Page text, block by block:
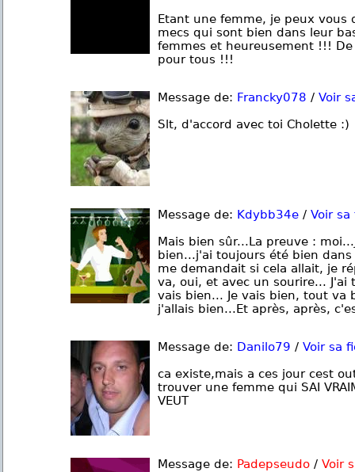
Etant une femme, je peux vous
mecs qui sont bien dans leur
femmes et heureusement !!!
pour tous !!!
Message de: Francky078 / Voir
Slt, d'accord avec toi Cholette :)
Message de: Kdybb34e / Voir sa
Mais bien sûr...La preuve :
bien...j'ai toujours été bien
me demandait si cela allait, je
va, oui, et avec un sourire... J'ai
vais bien... Je vais bien, tout va
j'allais bien...Et après, après,
Message de: Danilo79 / Voir sa
ca existe,mais a ces jour cest
trouver une femme qui SAI
VEUT
Message de: Padepseudo / Voir